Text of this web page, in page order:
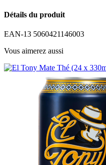
Détails du produit
EAN-13 5060421146003
Vous aimerez aussi